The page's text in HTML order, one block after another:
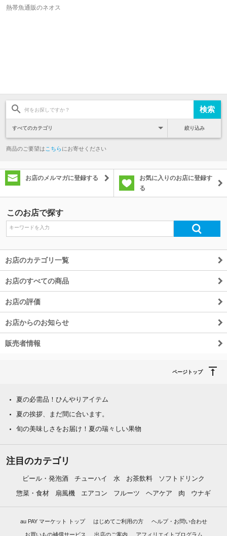
動
熱帯魚通販のネオス
絞り込み
商品のご要望は こちらにお寄せください
お店のメルマガに登録する
お気に入りのお店に登録す
る
このお店で探す
お店のカテゴリ一覧
お店のすべての商品
お店の評価
お店からのお知らせ
販売者情報
ページトップ
夏の必需品！ひんやりアイテム
夏の挨拶、まだ間に合います。
旬の美味しさをお届け！夏の瑞々しい果物
注目のカテゴリ
ビール・発泡酒 チューハイ 水 お茶飲料
ソフトドリンク
惣菜・食材
扇風機 エアコン フルーツ ヘアケア 肉 ウナギ
au PAY マーケット トップ はじめてご利用の方 ヘルプ・お問い合わせ
お買いもの補償サービス 出店のご案内 アフィリエイトプログラム